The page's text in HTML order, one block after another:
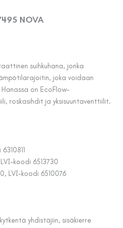
NOVA
suihkuhana, jonka
joka voidaan
on EcoFlow-
roskasihdit ja yksisuuntaventtiilit.
koodi 6513730
LVI-koodi 6510076
yhdistäjiin, sisäkierre